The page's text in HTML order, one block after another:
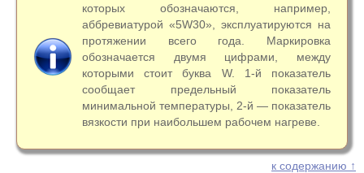
которых обозначаются, например,
аббревиатурой «5W30», эксплуатируются на
протяжении всего года. Маркировка
обозначается двумя цифрами, между
которыми стоит буква W. 1-й показатель
сообщает предельный показатель
минимальной температуры, 2-й — показатель
вязкости при наибольшем рабочем нагреве.
к содержанию ↑